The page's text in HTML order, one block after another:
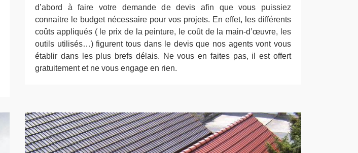
d’abord à faire votre demande de devis afin que vous puissiez
connaitre le budget nécessaire pour vos projets. En effet, les différents
coûts appliqués ( le prix de la peinture, le coût de la main-d’œuvre, les
outils utilisés…) figurent tous dans le devis que nos agents vont vous
établir dans les plus brefs délais. Ne vous en faites pas, il est offert
gratuitement et ne vous engage en rien.